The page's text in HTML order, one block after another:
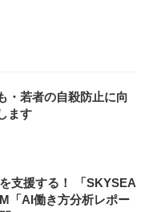
・若者の自殺防止に向
ます
支援する！ 「SKYSEA
「AI働き方分析レポー